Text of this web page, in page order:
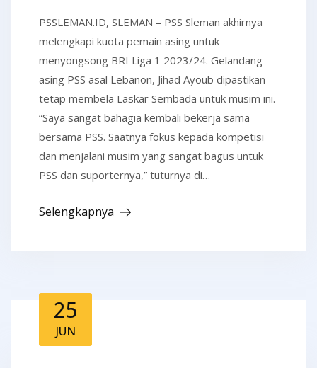
PSSLEMAN.ID, SLEMAN – PSS Sleman akhirnya
melengkapi kuota pemain asing untuk
menyongsong BRI Liga 1 2023/24. Gelandang
asing PSS asal Lebanon, Jihad Ayoub dipastikan
tetap membela Laskar Sembada untuk musim ini.
“Saya sangat bahagia kembali bekerja sama
bersama PSS. Saatnya fokus kepada kompetisi
dan menjalani musim yang sangat bagus untuk
PSS dan suporternya,” tuturnya di…
Selengkapnya
25
JUN